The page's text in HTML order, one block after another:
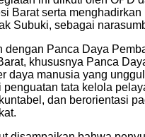
Barat serta menghadirkan
Subuki, sebagai
dengan Panca Daya
khususnya Panca
daya manusia yang
penguatan tata kelola
dan berorientasi